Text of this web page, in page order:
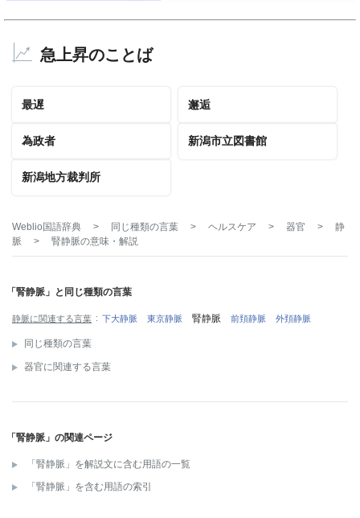
急上昇のことば
最遅 邂逅
為政者 新潟市立図書館
新潟地方裁判所
Weblio国語辞典 > 同じ種類の言葉 > ヘルスケア > 器官 >
静
脈
> 腎静脈の意味・解説
「腎静脈」と同じ種類の言葉
静脈に関連する言葉 下大静脈 東京静脈 腎静脈 前頚静脈 外頚静脈
同じ種類の言葉
器官に関連する言葉
「腎静脈」の関連ページ
「腎静脈」を解説文に含む用語の一覧
「腎静脈」を含む用語の索引